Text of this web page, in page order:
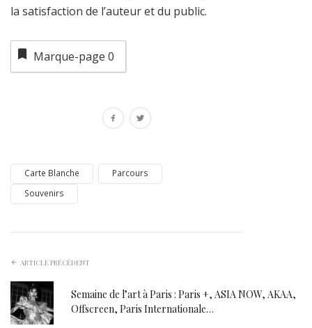
la satisfaction de l’auteur et du public.
Marque-page 0
Carte Blanche
Parcours
Souvenirs
ARTICLE PRÉCÉDENT
Semaine de l’art à Paris : Paris +, ASIA NOW, AKAA,
Offscreen, Paris Internationale…